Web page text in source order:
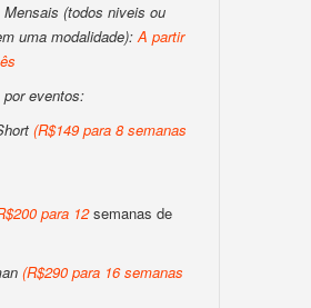
Mensais (todos niveis ou
uma modalidade):A partir
eventos:
(R$149 para 8 semanas
para 12semanas de
(R$290 para 16 semanas